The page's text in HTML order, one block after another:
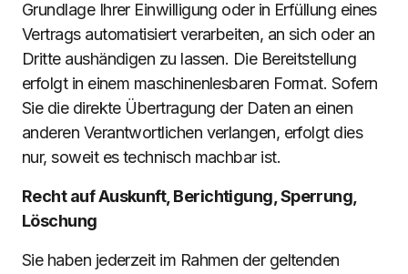
Grundlage Ihrer Einwilligung oder in Erfüllung eines
Vertrags automatisiert verarbeiten, an sich oder an
Dritte aushändigen zu lassen. Die Bereitstellung
erfolgt in einem maschinenlesbaren Format. Sofern
Sie die direkte Übertragung der Daten an einen
anderen Verantwortlichen verlangen, erfolgt dies
nur, soweit es technisch machbar ist.
Recht auf Auskunft, Berichtigung, Sperrung,
Löschung
Sie haben jederzeit im Rahmen der geltenden